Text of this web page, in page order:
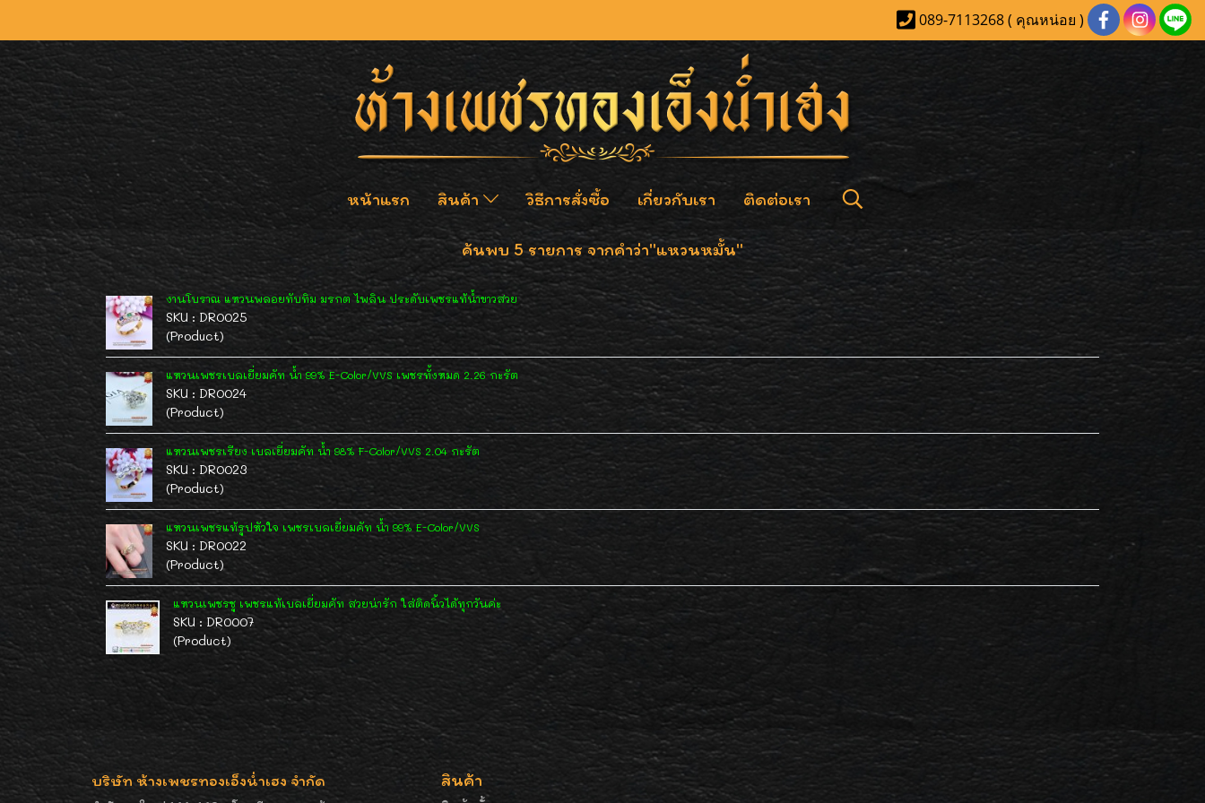
089-7113268 ( คุณหน่อย )
หน้าแรก สินค้า วิธีการสั่งซื้อ เกี่ยวกับเรา ติดต่อเรา
ค้นพบ 5 รายการ จากคำว่า"แหวนหมั้น"
งานโบราณ แหวนพลอยทับทิม มรกต ไพลิน ประดับเพชรแท้น้ำขาวสวย
SKU : DR0025
(Product)
แหวนเพชรเบลเยี่ยมคัท น้ำ 99% E-Color/VVS เพชรทั้งหมด 2.26 กะรัต
SKU : DR0024
(Product)
แหวนเพชรเรียง เบลเยี่ยมคัท น้ำ 98% F-Color/VVS 2.04 กะรัต
SKU : DR0023
(Product)
แหวนเพชรแท้รูปหัวใจ เพชรเบลเยี่ยมคัท น้ำ 99% E-Color/VVS
SKU : DR0022
(Product)
แหวนเพชรชู เพชรแท้เบลเยี่ยมคัท สวยน่ารัก ใส่ติดนิ้วได้ทุกวันค่ะ
SKU : DR0007
(Product)
บริษัท ห้างเพชรทองเอ็งน่ำเฮง จำกัด สินค้า